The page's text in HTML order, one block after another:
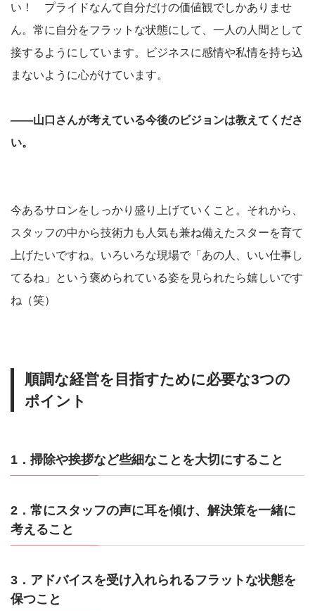
い！ プライドなんて自分だけの価値観でしかありませ
ん。常に自分をフラットな状態にして、一人の人間として
接するようにしています。ビジネスに感情や私情を持ち込
まないように心がけています。
――山口さんが考えている今後のビジョンは教えてくださ
い。
今あるサロンをしっかり盛り上げていくこと。それから、
スタッフの中から技術力も人気も兼ね備えたスターを育て
上げたいですね。いろいろな現場で「あの人、いい仕事し
てるね」という褒められている姿を見られたら嬉しいです
ね（笑）
順調な経営を目指すために必要な3つの
ポイント
1．掃除や挨拶など些細なことを大切にすること
2．常にスタッフの声に耳を傾け、解決策を一緒に
考えること
3．アドバイスを受け入れられるフラットな状態を
保つこと